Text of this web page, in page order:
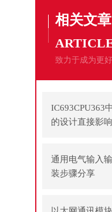
相关文章
致力于成为更
IC693CPU363
的设计直接影
通用电气输入
装步骤分享